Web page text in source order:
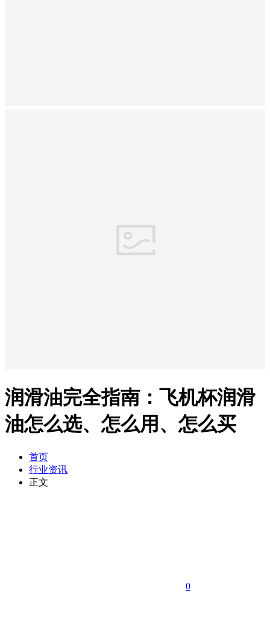
润滑油完全指南：飞机杯润滑
油怎么选、怎么用、怎么买
首页
行业资讯
正文
0